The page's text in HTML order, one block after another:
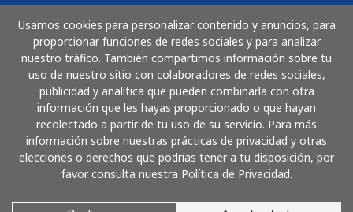
Usamos cookies para personalizar contenido y anuncios, para
proporcionar funciones de redes sociales y para analizar
nuestro tráfico. También compartimos información sobre tu
uso de nuestro sitio con colaboradores de redes sociales,
publicidad y analítica que pueden combinarla con otra
información que les hayas proporcionado o que hayan
recolectado a partir de tu uso de su servicio. Para más
información sobre nuestras prácticas de privacidad y otras
elecciones o derechos que podrías tener a tu disposición, por
favor consulta nuestra Política de Privacidad.
Cómo funciona
Paga con